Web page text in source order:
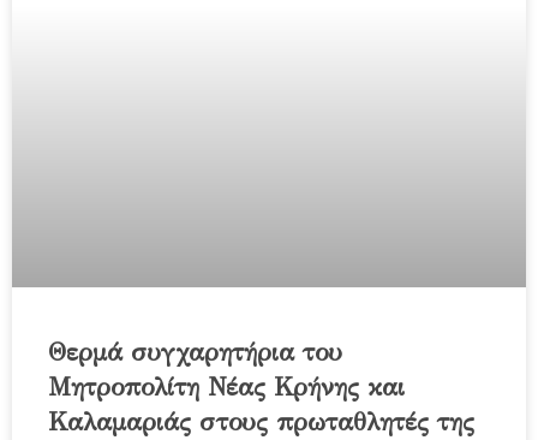
Θερμά συγχαρητήρια του
Μητροπολίτη Νέας Κρήνης και
Καλαμαριάς στους πρωταθλητές της